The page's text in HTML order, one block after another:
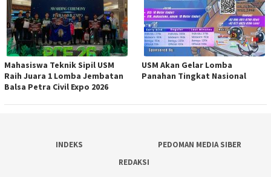
Mahasiswa Teknik Sipil USM
Raih Juara 1 Lomba Jembatan
Balsa Petra Civil Expo 2026
USM Akan Gelar Lomba
Panahan Tingkat Nasional
INDEKS
PEDOMAN MEDIA SIBER
REDAKSI